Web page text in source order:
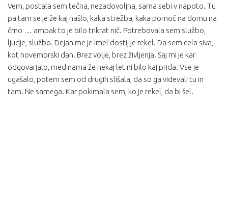
Vem, postala sem tečna, nezadovoljna, sama sebi v napoto. Tu
pa tam se je že kaj našlo, kaka strežba, kaka pomoč na domu na
črno … ampak to je bilo trikrat nič. Potrebovala sem službo,
ljudje, službo. Dejan me je imel dosti, je rekel. Da sem cela siva,
kot novembrski dan. Brez volje, brez življenja. Saj mi je kar
odgovarjalo, med nama že nekaj let ni bilo kaj prida. Vse je
ugašalo, potem sem od drugih slišala, da so ga videvali tu in
tam. Ne samega. Kar pokimala sem, ko je rekel, da bi šel.